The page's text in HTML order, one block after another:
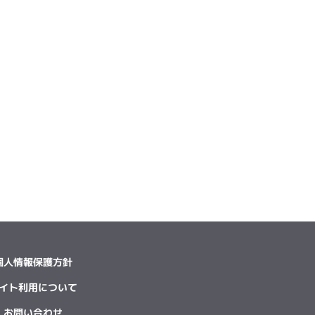
人情報保護方針
ト利用について
お問い合わせ